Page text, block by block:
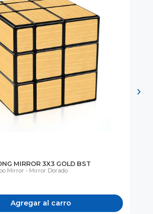
MIRROR 3X3 GOLD BST
Mirror - Mirror Dorado
Agregar al carro